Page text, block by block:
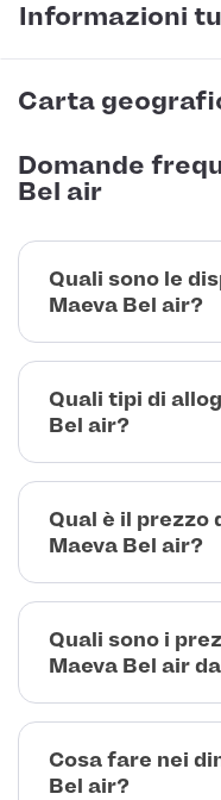
Informazioni
Carta
Domande
Bel air
Quali sono le
Maeva Bel air?
Quali tipi di
Bel air?
Qual è il prezzo
Maeva Bel air?
Quali sono i
Maeva Bel air
Cosa fare nei
Bel air?